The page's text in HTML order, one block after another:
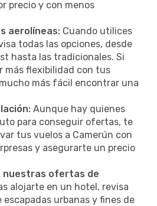
precio y con menos
aerolíneas: Cuando utilices
todas las opciones, desde
hasta las tradicionales. Si
más flexibilidad con tus
más fácil encontrar una
Aunque hay quienes
para conseguir ofertas, te
tus vuelos a Camerún con
y asegurarte un precio
nuestras ofertas de
alojarte en un hotel, revisa
urbanas y fines de